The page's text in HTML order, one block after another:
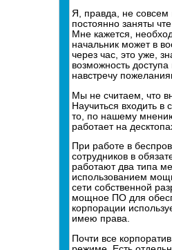
Я, правда, не совсем
постоянно заняты
Мне кажется,
начальник может в
через час, это уже,
возможность
навстречу
Мы не считаем, что
Научиться входить в
то, по нашему
работает на
При работе в
сотрудников в
работают два типа
использованием
сети собственной
мощное ПО для
корпорации
имею права.
Почти все